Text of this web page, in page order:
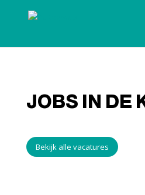
JOBS IN DE
Bekijk alle vacatures